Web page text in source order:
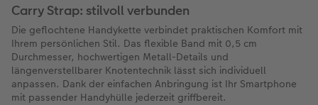
Carry Strap: stilvoll verbunden
Die geflochtene Handykette verbindet praktischen Komfort mit
Ihrem persönlichen Stil. Das flexible Band mit 0,5 cm
Durchmesser, hochwertigen Metall-Details und
längenverstellbarer Knotentechnik lässt sich individuell
anpassen. Dank der einfachen Anbringung ist Ihr Smartphone
mit passender Handyhülle jederzeit griffbereit.